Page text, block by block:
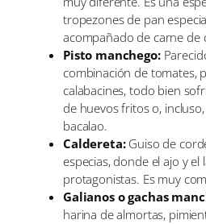
tropezones de pan
acompañado de carne de
Pisto manchego:
combinación de tomates,
calabacines, todo bien
de huevos fritos o,
bacalao.
Caldereta:Guiso de
especias, donde el ajo y el
protagonistas. Es muy
Galianos o gachas
harina de almortas,